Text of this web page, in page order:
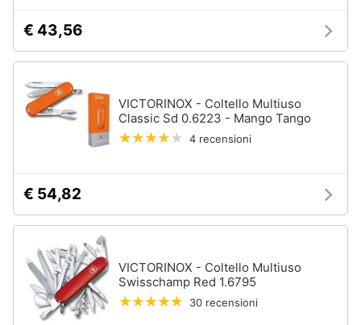
€ 43,56
VICTORINOX - Coltello Multiuso
Classic Sd 0.6223 - Mango Tango
4 recensioni
€ 54,82
VICTORINOX - Coltello Multiuso
Swisschamp Red 1.6795
30 recensioni